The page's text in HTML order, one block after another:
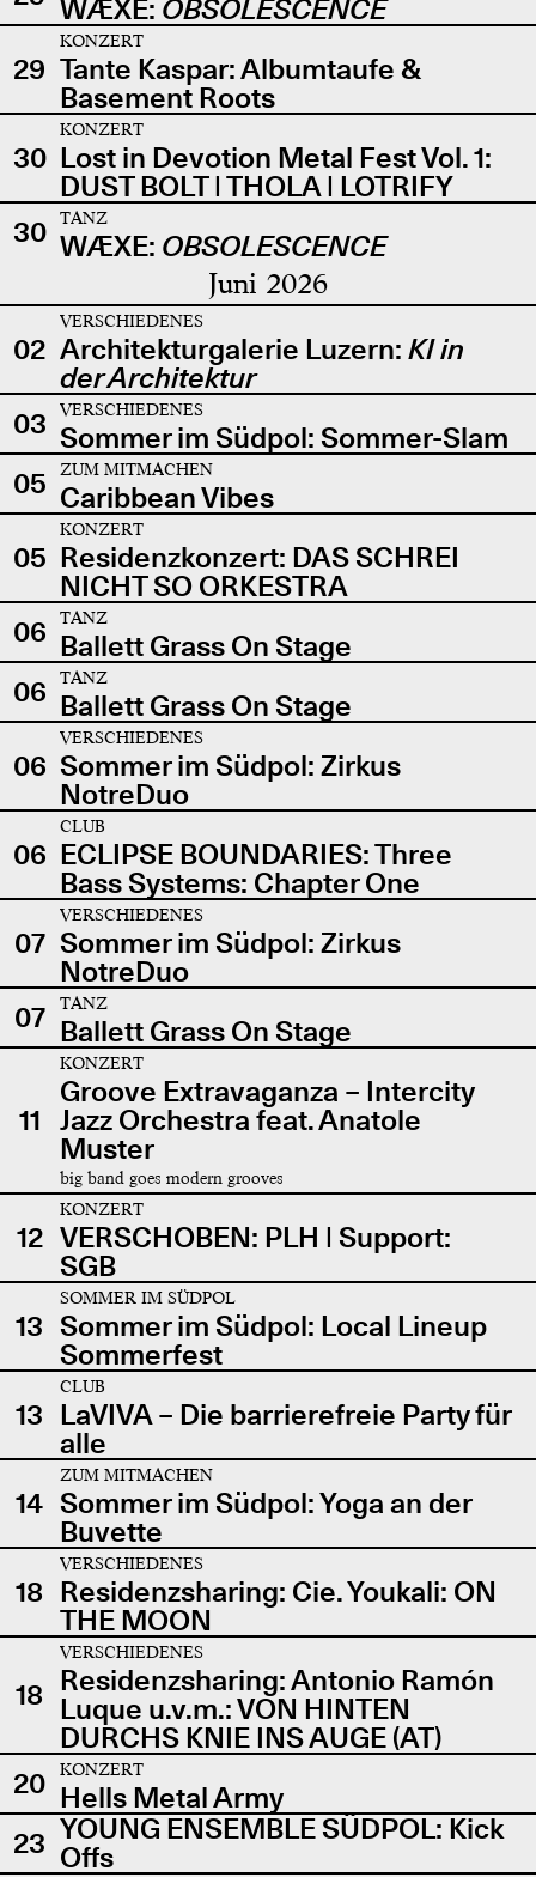
WÆXE: OBSOLESCENCE
29
KONZERT
Tante Kaspar: Albumtaufe &
Basement Roots
30
KONZERT
Lost in Devotion Metal Fest Vol. 1:
DUST BOLT | THOLA | LOTRIFY
30
TANZ
WÆXE: OBSOLESCENCE
Juni 2026
02
VERSCHIEDENES
Architekturgalerie Luzern: KI in
der Architektur
03
VERSCHIEDENES
Sommer im Südpol: Sommer-Slam
05
ZUM MITMACHEN
Caribbean Vibes
05
KONZERT
Residenzkonzert: DAS SCHREI
NICHT SO ORKESTRA
06
TANZ
Ballett Grass On Stage
06
TANZ
Ballett Grass On Stage
06
VERSCHIEDENES
Sommer im Südpol: Zirkus
NotreDuo
06
CLUB
ECLIPSE BOUNDARIES: Three
Bass Systems: Chapter One
07
VERSCHIEDENES
Sommer im Südpol: Zirkus
NotreDuo
07
TANZ
Ballett Grass On Stage
11
KONZERT
Groove Extravaganza – Intercity
Jazz Orchestra feat. Anatole
Muster
big band goes modern grooves
12
KONZERT
VERSCHOBEN: PLH | Support:
SGB
13
SOMMER IM SÜDPOL
Sommer im Südpol: Local Lineup
Sommerfest
13
CLUB
LaVIVA – Die barrierefreie Party für
alle
14
ZUM MITMACHEN
Sommer im Südpol: Yoga an der
Buvette
18
VERSCHIEDENES
Residenzsharing: Cie. Youkali: ON
THE MOON
18
VERSCHIEDENES
Residenzsharing: Antonio Ramón
Luque u.v.m.: VON HINTEN
DURCHS KNIE INS AUGE (AT)
20
KONZERT
Hells Metal Army
23 YOUNG ENSEMBLE SÜDPOL: Kick
Offs